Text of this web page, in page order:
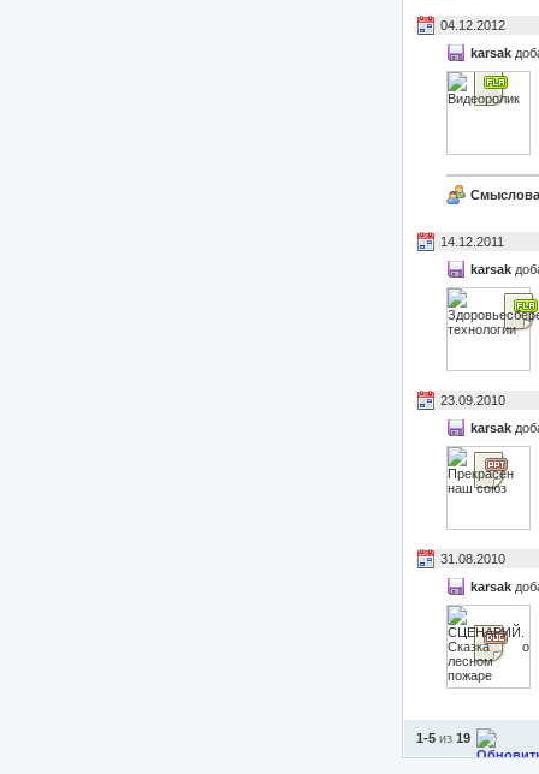
04.12.2012
karsak
14.12.2011
karsak
23.09.2010
karsak
31.08.2010
karsak
1-5 из 19